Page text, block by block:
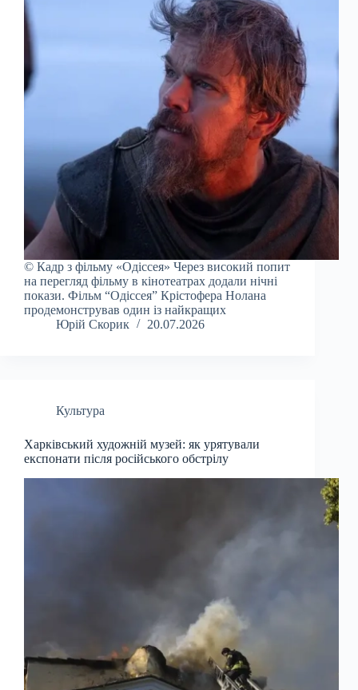
© Кадр з фільму «Одіссея» Через високий попит
на перегляд фільму в кінотеатрах додали нічні
покази. Фільм “Одіссея” Крістофера Нолана
продемонстрував один із найкращих
Юрій Скорик
20.07.2026
Культура
Харківський художній музей: як урятували
експонати після російського обстрілу